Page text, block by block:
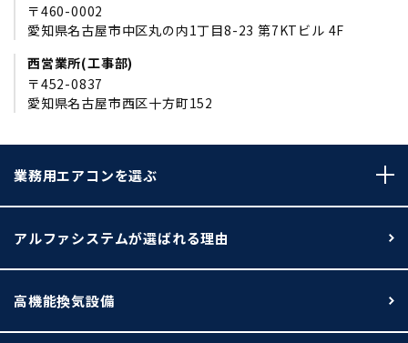
〒460-0002
愛知県名古屋市中区丸の内1丁目8-23 第7KTビル 4F
西営業所(工事部)
〒452-0837
愛知県名古屋市西区十方町152
業務用エアコンを選ぶ
アルファシステムが選ばれる理由
高機能換気設備